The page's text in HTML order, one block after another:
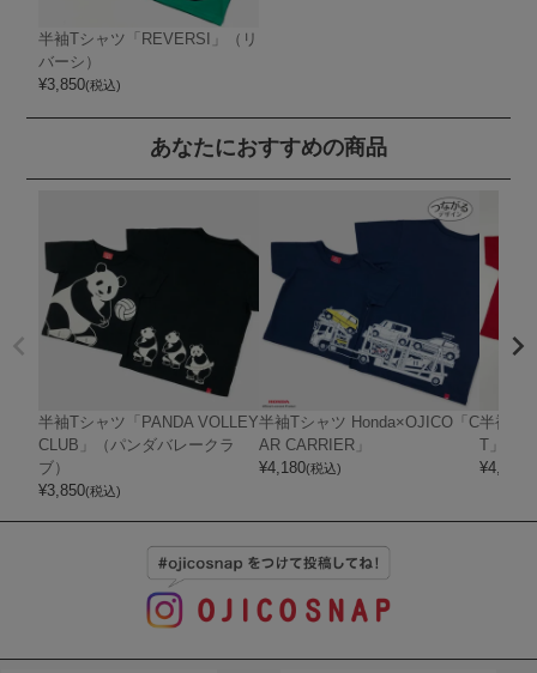
半袖Tシャツ「REVERSI」（リ
バーシ）
¥3,850(税込)
あなたにおすすめの商品
半袖Tシャツ「PANDA VOLLEY
CLUB」（パンダバレークラ
ブ）
¥3,850(税込)
半袖Tシャツ Honda×OJICO「C
AR CARRIER」
¥4,180(税込)
半袖T
T」（
¥4,070